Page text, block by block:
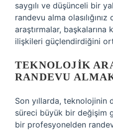
saygılı ve düşünceli bir
randevu alma
araştırmalar, başkalarına
ilişkileri güçlendirdiğini
TEKNOLOJIK
RANDEVU
Son yıllarda, teknolojinin
süreci büyük bir değişim
bir profesyonelden